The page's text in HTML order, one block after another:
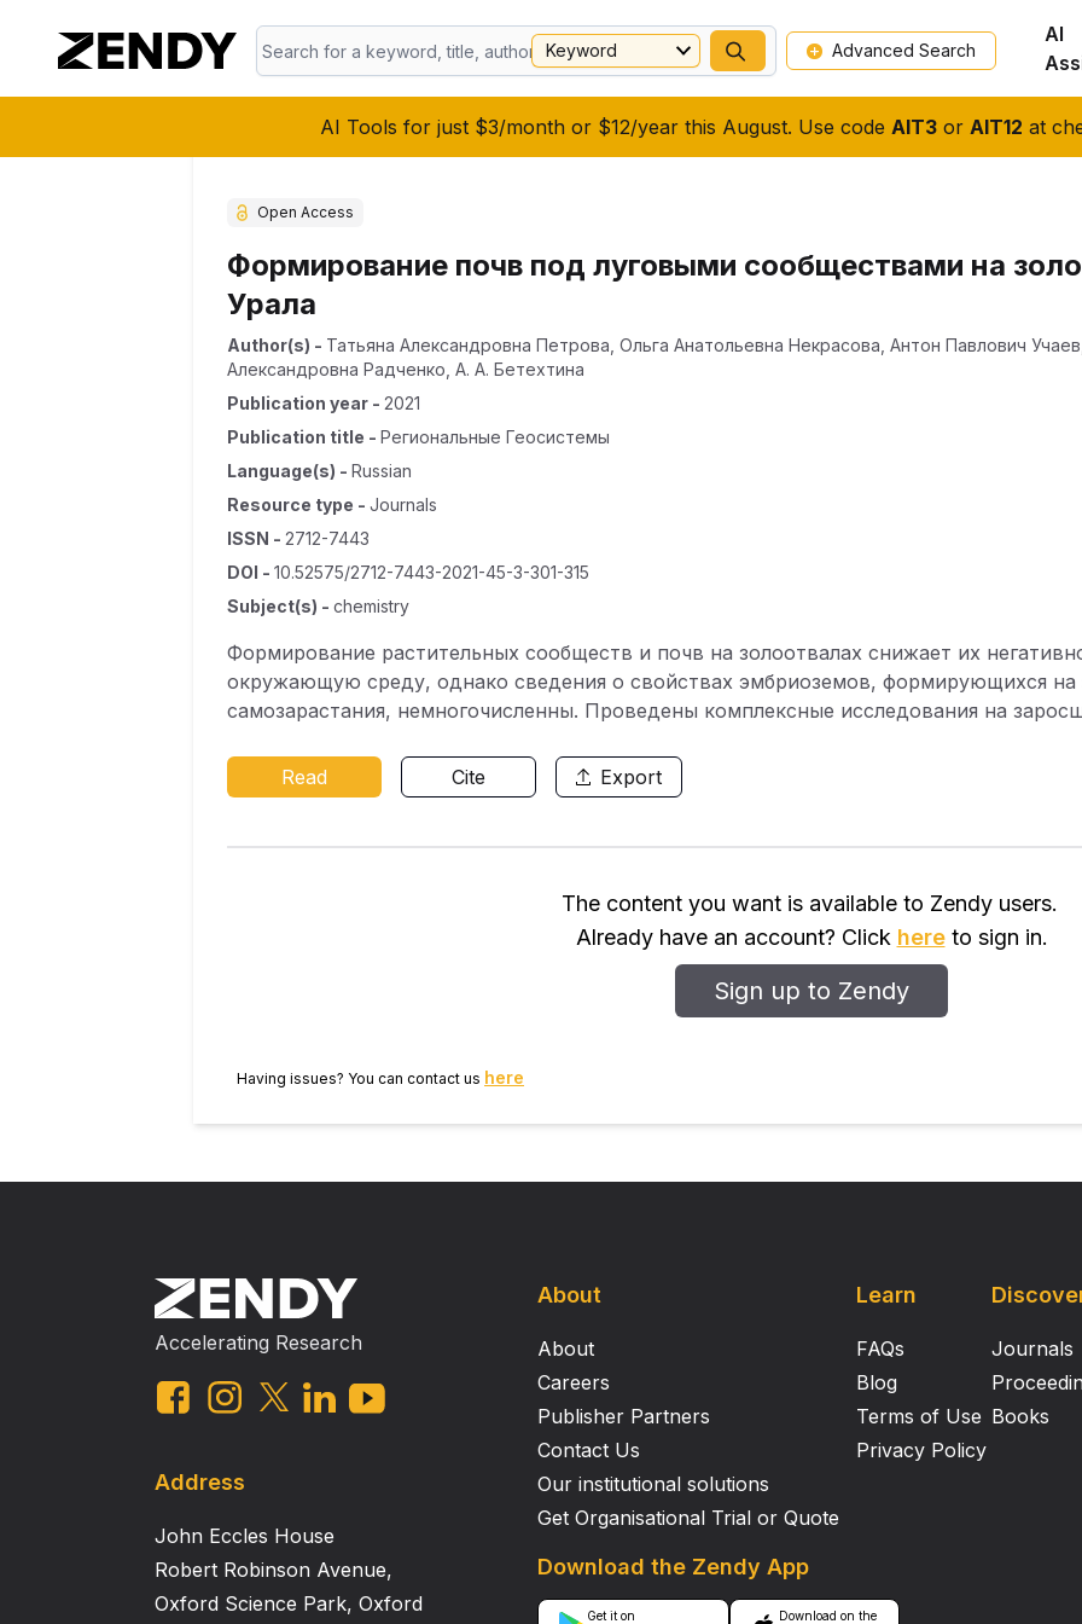
AI Tools for just $3/month or $12/year this August. Use code AIT3or AIT12 at
Keyword Advanced Search
AI
Open Access
Формирование почв под луговыми сообществами на
Урала
Author(s) - Татьяна Александровна Петрова Ольга Анатольевна Некрасова Антон Павлович Учаев
Александровна Радченко А. А. Бетехтина
Publication year - 2021
Publication title - Региональные Геосистемы
Language(s) - Russian
Resource type - Journals
ISSN - 2712-7443
DOI - 10.52575/2712-7443-2021-45-3-301-315
Subject(s) - chemistry
Формирование растительных сообществ и почв на золоотвалах снижает их
окружающую среду, однако сведения о свойствах эмбриоземов, формирующихся на
самозарастания, немногочисленны. Проведены комплексные исследования на
также на фоновых участках с вторичными послелесными лугами с целью выявления
сформированных на 50-летнем золоотвале под луговыми сообществами в
сообщества. В целом зольный субстрат оказался неоднороден по физико-
морфологическому строению и особенностям дифференциации профиля, содержанию
общего азота, подвижных форм фосфора и калия, обменных катионов кальция и
аккумуляцией изученных элементов в гумусовом горизонте, а также по реакции
почвами содержание большинства биогенных элементов в молодых почвах
Read Cite Export
The content you want is available to Zendy users.
Already have an account? Click hereto sign in.
Sign up to Zendy
Having issues? You can contact us here
Accelerating Research
Address
John Eccles House
Robert Robinson Avenue,
Oxford Science Park, Oxford
About
About
Careers
Publisher Partners
Contact Us
Our institutional solutions
Get Organisational Trial or Quote
Learn
FAQs
Blog
Terms of Use
Privacy Policy
Download the Zendy App
Get it on Download on the
Journals
Books